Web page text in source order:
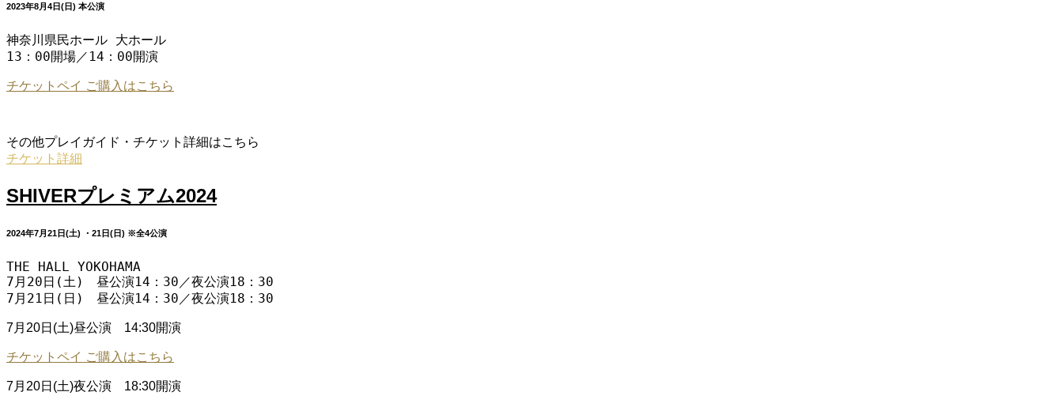
2023年8月4日(日) 本公演
神奈川県民ホール 大ホール
13：00開場／14：00開演
チケットペイ ご購入はこちら
その他プレイガイド・チケット詳細はこちら
チケット詳細
SHIVERプレミアム2024
2024年7月21日(土) ・21日(日) ※全4公演
THE HALL YOKOHAMA
7月20日(土)　昼公演14：30／夜公演18：30
7月21日(日)　昼公演14：30／夜公演18：30
7月20日(土)昼公演 14:30開演
チケットペイ ご購入はこちら
7月20日(土)夜公演 18:30開演